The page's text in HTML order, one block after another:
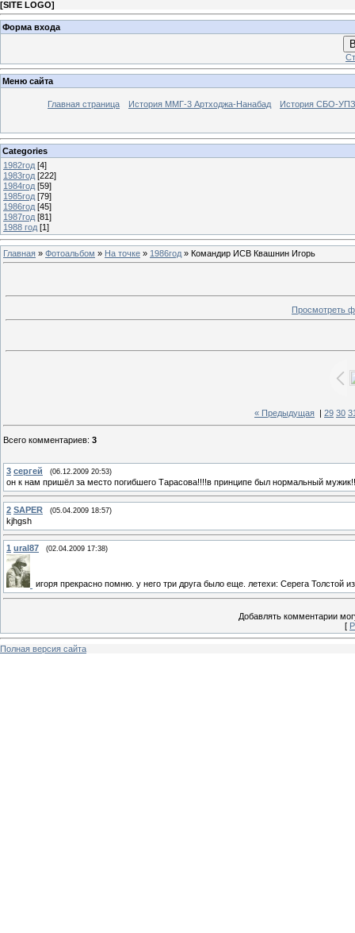
[SITE LOGO]
Форма входа
Меню сайта
Главная страница История ММГ-3 Артходжа-Нанабад История СБО-УПЗ
Categories
1982год [4]
1983год [222]
1984год [59]
1985год [79]
1986год [45]
1987год [81]
1988 год [1]
Главная » Фотоальбом » На точке » 1986год » Командир ИСВ Квашнин Игорь
Просмотреть
« Предыдущая 29 30
Всего комментариев: 3
3 сергей (06.12.2009 20:53)
он к нам пришёл за место погибшего Тарасова!!!!в принципе был нормальный
2 SAPER (05.04.2009 18:57)
kjhgsh
1 ural87 (02.04.2009 17:38)
игоря прекрасно помню. у него три друга было еще. летехи: Серега Толстой
Добавлять комментарии
[
Полная версия сайта